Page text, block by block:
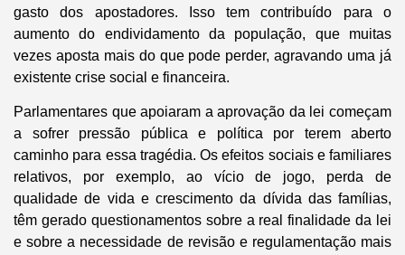
gasto dos apostadores. Isso tem contribuído para o
aumento do endividamento da população, que muitas
vezes aposta mais do que pode perder, agravando uma já
existente crise social e financeira.
Parlamentares que apoiaram a aprovação da lei começam
a sofrer pressão pública e política por terem aberto
caminho para essa tragédia. Os efeitos sociais e familiares
relativos, por exemplo, ao vício de jogo, perda de
qualidade de vida e crescimento da dívida das famílias,
têm gerado questionamentos sobre a real finalidade da lei
e sobre a necessidade de revisão e regulamentação mais